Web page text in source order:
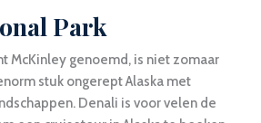
Park
McKinley genoemd, is niet zomaar
stuk ongerept Alaska met
Denali is voor velen de